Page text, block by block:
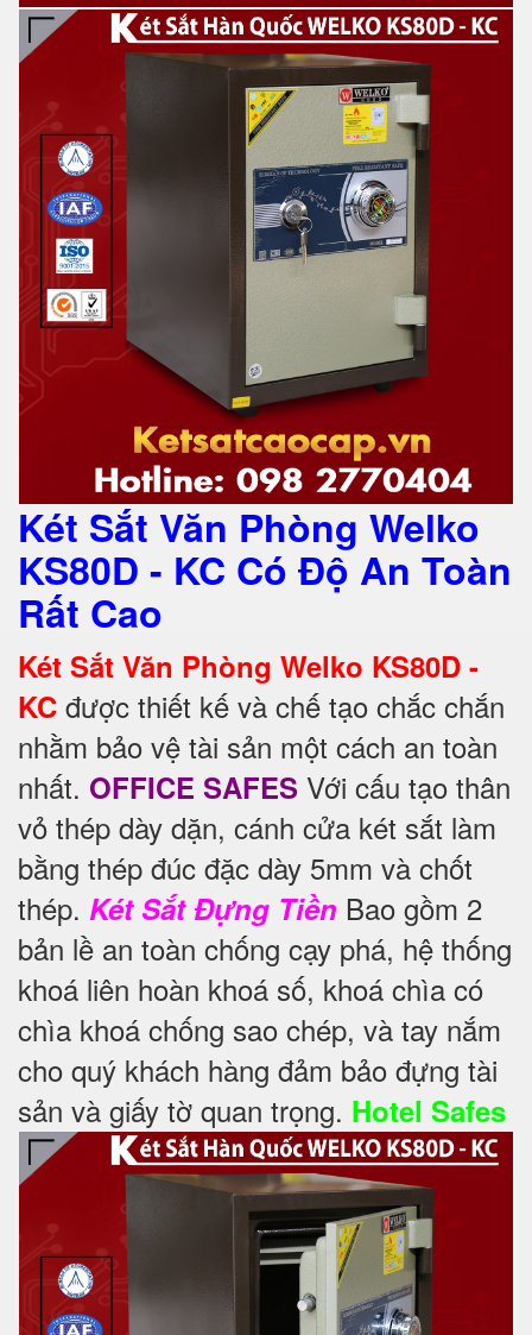
Két Sắt Văn Phòng Welko
KS80D - KC Có Độ An Toàn
Rất Cao
Két Sắt Văn Phòng Welko KS80D -
KC được thiết kế và chế tạo chắc chắn
nhằm bảo vệ tài sản một cách an toàn
nhất. OFFICE SAFES Với cấu tạo thân
vỏ thép dày dặn, cánh cửa két sắt làm
bằng thép đúc đặc dày 5mm và chốt
thép. Két Sắt Đựng Tiền Bao gồm 2
bản lề an toàn chống cạy phá, hệ thống
khoá liên hoàn khoá số, khoá chìa có
chìa khoá chống sao chép, và tay nắm
cho quý khách hàng đảm bảo đựng tài
sản và giấy tờ quan trọng. Hotel Safes